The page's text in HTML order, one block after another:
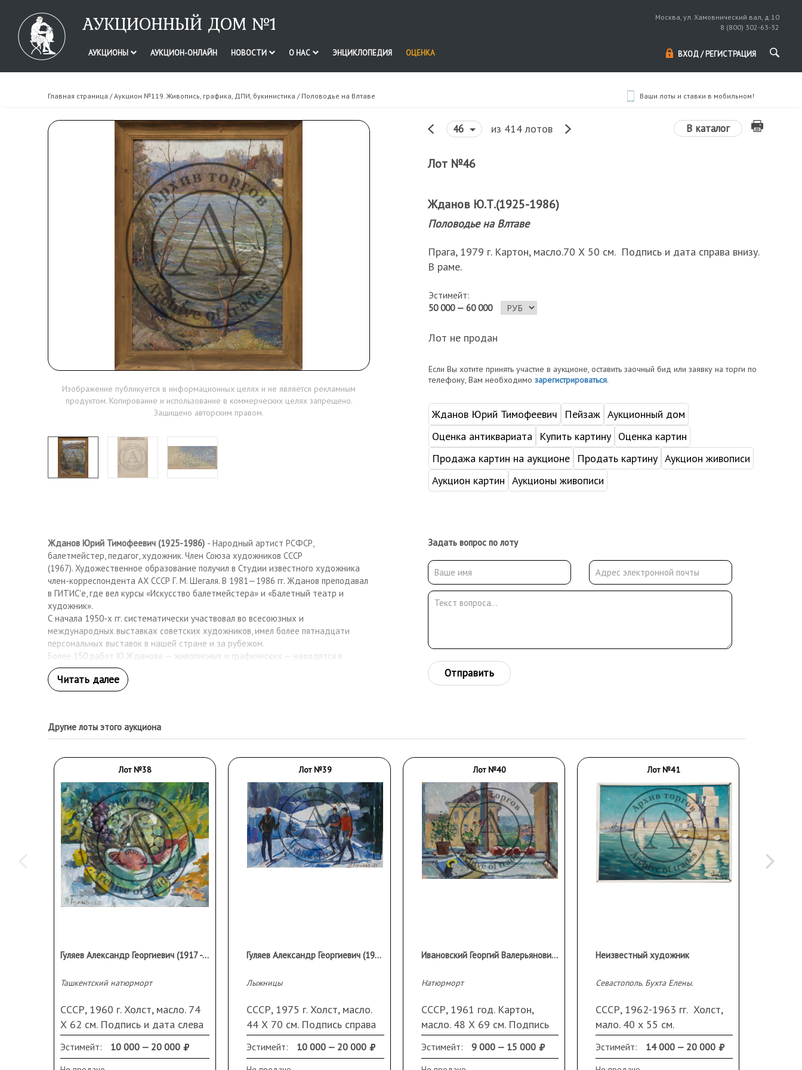
АУКЦИОННЫЙ ДОМ №1
Москва, ул. Хамовнический вал, д.10
8 (800) 302-63-32
АУКЦИОНЫ АУКЦИОН-ОНЛАЙН НОВОСТИ О НАС ЭНЦИКЛОПЕДИЯ ОЦЕНКА ВХОД / РЕГИСТРАЦИЯ
Главная страница /Аукцион №119. Живопись, графика, ДПИ, букинистика / Половодье на Влтаве Ваши лоты и ставки в мобильном!
Изображение публикуется в информационных целях и не является рекламным
продуктом. Копирование и использование в коммерческих целях запрещено.
Защищено авторским правом.
46 из 414 лотов В каталог
Лот №46
Жданов Ю.Т.(1925-1986)
Половодье на Влтаве
Прага, 1979 г. Картон, масло.70 Х 50 см. Подпись и дата справа внизу.
В раме.
Эстимейт:
50 000 — 60 000
Лот не продан
Если Вы хотите принять участие в аукционе, оставить заочный бид или заявку на торги по
телефону, Вам необходимо зарегистрироваться.
Жданов Юрий Тимофеевич Пейзаж Аукционный дом
Оценка антиквариата
Купить картину Оценка картин
Продажа картин на аукционе
Продать картину Аукцион живописи
Аукцион картин Аукционы живописи
Жданов Юрий Тимофеевич (1925-1986) - Народный артист РСФСР,
балетмейстер, педагог, художник. Член Союза художников СССР
(1967). Художественное образование получил в Студии известного художника
член-корреспондента АХ СССР Г. М. Шегаля. В 1981—1986 гг. Жданов преподавал
в ГИТИС'е, где вел курсы «Искусство балетмейстера» и «Балетный театр и
художник».
С начала 1950-х гг. систематически участвовал во всесоюзных и
международных выставках советских художников, имел более пятнадцати
персональных выставок в нашей стране и за рубежом.
Более 150 работ Ю.Жданова — живописных и графических — находятся в
музеях нашей страны, около 600 произведений приобретены в частные
коллекции в России, Англии, США, Германии, Италии, Японии, Финляндии, Греции.
Задать вопрос по лоту
Отправить
Другие лоты этого аукциона
Лот №38
Гуляев Александр Георгиевич (1917 - 1995 гг.)
Ташкентский натюрморт
СССР, 1960 г. Холст, масло. 74
Х 62 см. Подпись и дата слева
внизу
Эстимейт: 10 000 — 20 000
Лот №39
Гуляев Александр Георгиевич (1917 - 1995 гг.)
Лыжницы
СССР, 1975 г. Холст, масло.
44 Х 70 см. Подпись справа
внизу.
Эстимейт: 10 000 — 20 000
Лот №40
Ивановский Георгий Валерьянович (1911–1985)
Натюрморт
СССР, 1961 год. Картон,
масло. 48 Х 69 см. Подпись
справа внизу. Небольшие
повреждения по краям
Эстимейт: 9 000 — 15 000
Лот №41
Неизвестный художник
Севастополь. Бухта Елены.
СССР, 1962-1963 гг. Холст,
мало. 40 х 55 см.
Неразборчивая подпись и
дата справа внизу. В раме.
Эстимейт: 14 000 — 20 000